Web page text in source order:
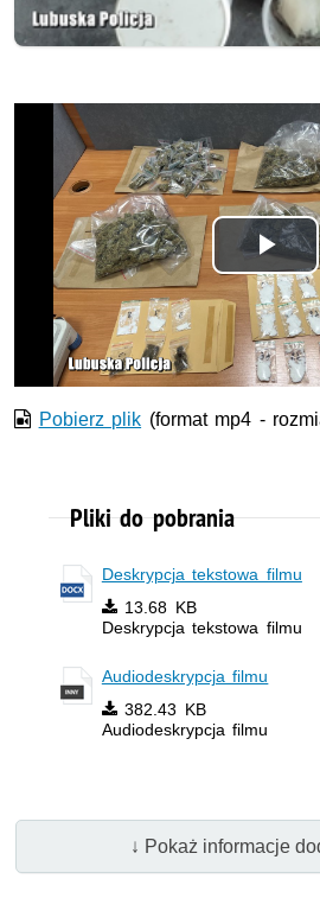
Pobierz plik (format mp4 -
Pliki do pobrania
Deskrypcja tekstowa filmu
13.68 KB
Deskrypcja tekstowa filmu
Audiodeskrypcja filmu
382.43 KB
Audiodeskrypcja filmu
↓ Pokaż informacje